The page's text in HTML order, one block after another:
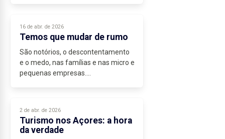
É do domínio público, que...
16 de abr. de 2026
Temos que mudar de rumo
São notórios, o descontentamento
e o medo, nas famílias e nas micro e
pequenas empresas.
Nas micro e pequenas empresas
estamos...
2 de abr. de 2026
Turismo nos Açores: a hora
da verdade